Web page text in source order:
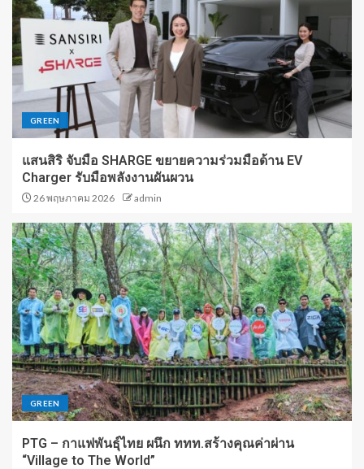
GREEN
แสนสิริ จับมือ SHARGE ขยายความร่วมมือด้าน EV
Charger รับมือพลังงานผันผวน
26 พฤษภาคม 2026 admin
GREEN
PTG – กาแฟพันธุ์ไทย ผนึก ททท.สร้างคุณค่าผ่าน
“Village to The World”